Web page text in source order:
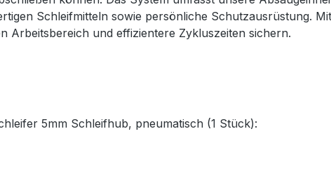
Schleifmitteln sowie persönliche Schutzausrüstung.
Arbeitsbereich und effizientere Zykluszeiten sichern.
5mm Schleifhub, pneumatisch (1 Stück):